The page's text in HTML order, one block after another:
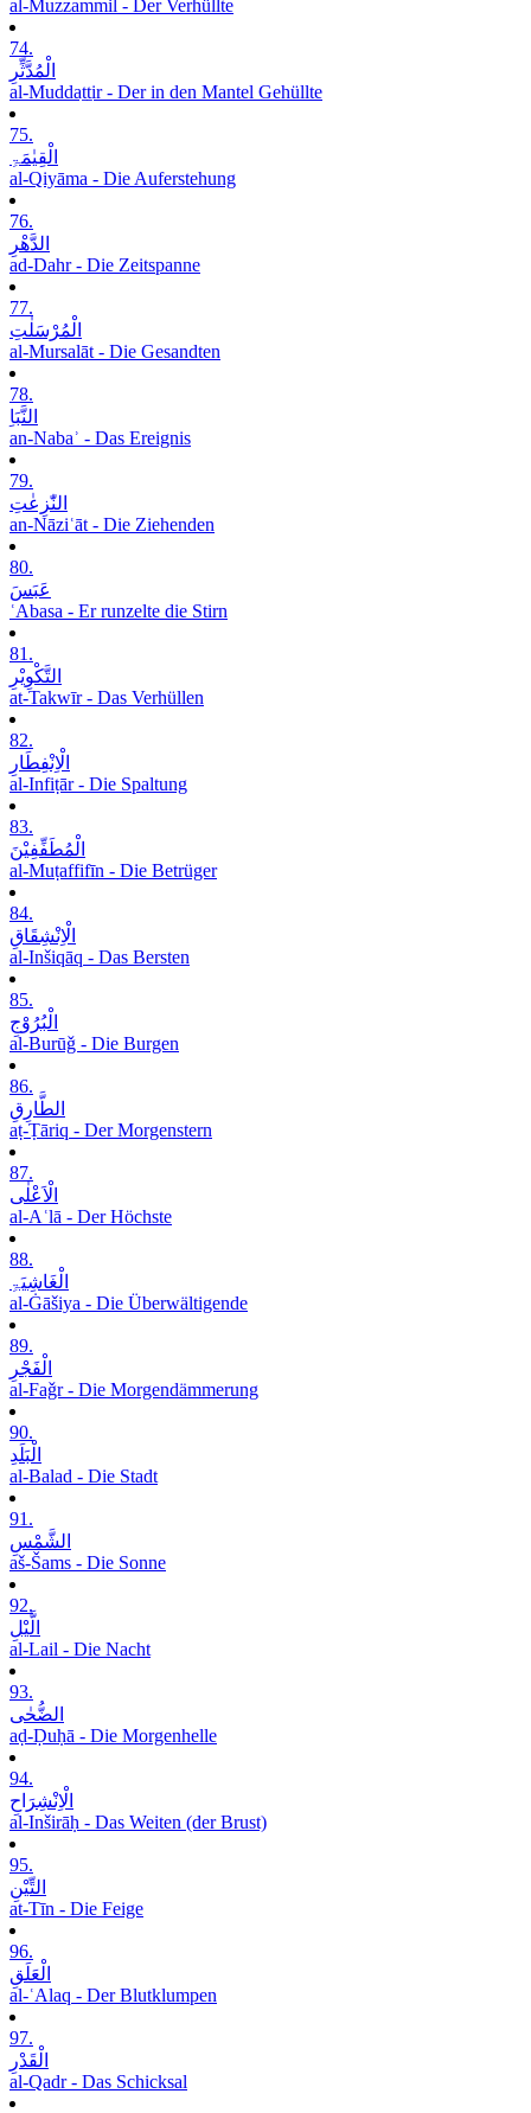
al-Muzzammil - Der Verhüllte
74.
الْمُدَّثِّرِ
al-Muddaṯṯir - Der in den Mantel Gehüllte
75.
الْقِیٰمَۃِ
al-Qiyāma - Die Auferstehung
76.
الدَّھْرِ
ad-Dahr - Die Zeitspanne
77.
الْمُرْسَلٰتِ
al-Mursalāt - Die Gesandten
78.
النَّبَاِ
an-Nabaʾ - Das Ereignis
79.
النّٰزِعٰتِ
an-Nāziʿāt - Die Ziehenden
80.
عَبَسَ
ʿAbasa - Er runzelte die Stirn
81.
التَّکْوِیْرِ
at-Takwīr - Das Verhüllen
82.
الْاِنْفِطَارِ
al-Infiṭār - Die Spaltung
83.
الْمُطَفِّفِیْنَ
al-Muṭaffifīn - Die Betrüger
84.
الْاِنْشِقَاقِ
al-Inšiqāq - Das Bersten
85.
الْبُرُوْجِ
al-Burūǧ - Die Burgen
86.
الطَّارِقِ
aṭ-Ṭāriq - Der Morgenstern
87.
الْاَعْلٰی
al-Aʿlā - Der Höchste
88.
الْغَاشِیَۃِ
al-Ġāšiya - Die Überwältigende
89.
الْفَجْرِ
al-Faǧr - Die Morgendämmerung
90.
الْبَلَدِ
al-Balad - Die Stadt
91.
الشَّمْسِ
aš-Šams - Die Sonne
92.
الَّیْلِ
al-Lail - Die Nacht
93.
الضُّحٰی
aḍ-Ḍuḥā - Die Morgenhelle
94.
الْاِنْشِرَاحِ
al-Inširāḥ - Das Weiten (der Brust)
95.
التِّیْنِ
at-Tīn - Die Feige
96.
الْعَلَقِ
al-ʿAlaq - Der Blutklumpen
97.
الْقَدْرِ
al-Qadr - Das Schicksal